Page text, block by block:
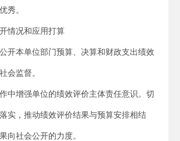
秀。
情况和应用打算
开本单位部门预算、决算和财政支出绩效
会监督。
中增强单位的绩效评价主体责任意识。切
实，推动绩效评价结果与预算安排相结
向社会公开的力度。